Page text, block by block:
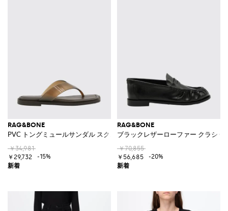
RAG&BONE
PVC トングミュールサンダル スクエアトゥ＆ローヒール
￥34,981
￥29,732
-15%
RAG&BONE
ブラックレザーローファー クラシ
￥70,855
￥56,685
-20%